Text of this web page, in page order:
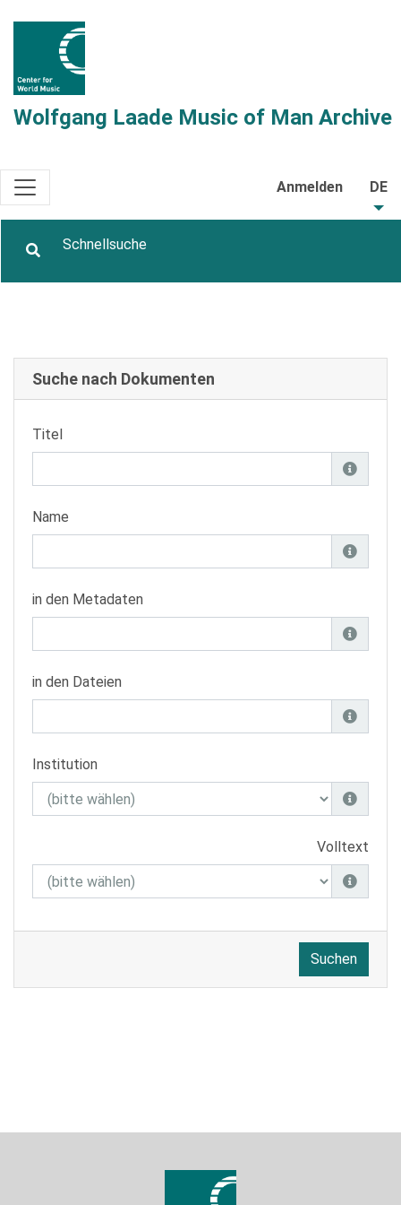
Wolfgang Laade Music of Man Archive
Anmelden DE
Suche nach Dokumenten
Titel
Name
in den Metadaten
in den Dateien
Institution
Volltext
Suchen